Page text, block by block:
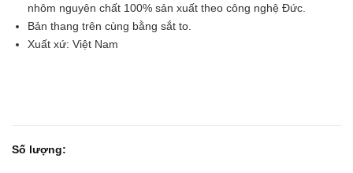
nhôm nguyên chất 100% sản xuất theo công nghệ Đức.
Bản thang trên cùng bằng sắt to.
Xuất xứ: Việt Nam
Số lượng: